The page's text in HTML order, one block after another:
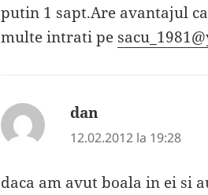
putin 1 sapt.Are avantajul
multe intrati pe
dan
12.02.2012 la 19:28
daca am avut boala in ei si